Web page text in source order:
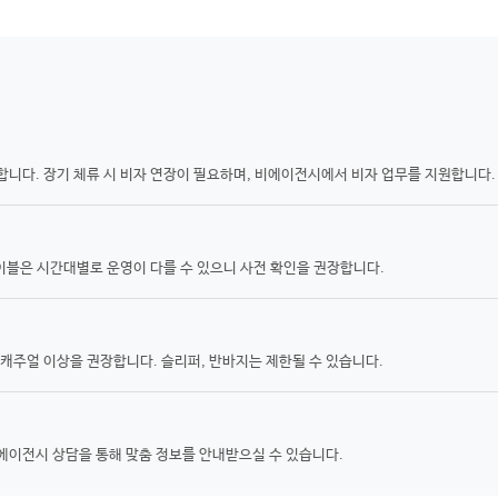
다. 장기 체류 시 비자 연장이 필요하며, 비에이전시에서 비자 업무를 지원합니다.
은 시간대별로 운영이 다를 수 있으니 사전 확인을 권장합니다.
주얼 이상을 권장합니다. 슬리퍼, 반바지는 제한될 수 있습니다.
전시 상담을 통해 맞춤 정보를 안내받으실 수 있습니다.